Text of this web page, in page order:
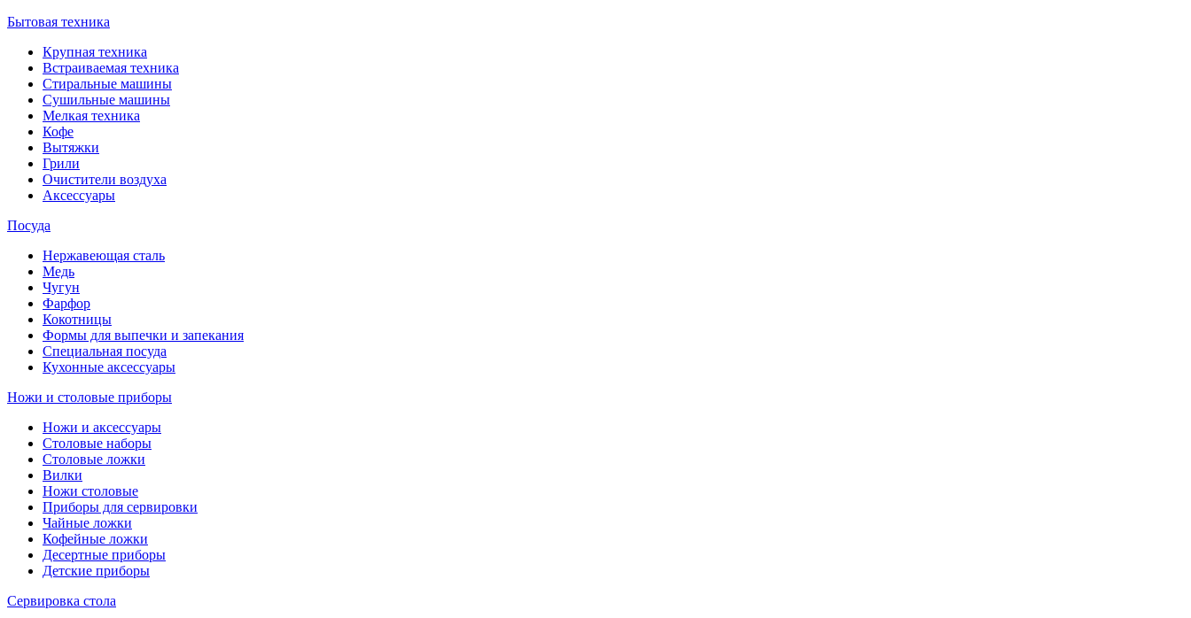
Бытовая техника
Крупная техника
Встраиваемая техника
Стиральные машины
Сушильные машины
Мелкая техника
Кофе
Вытяжки
Грили
Очистители воздуха
Аксессуары
Посуда
Нержавеющая сталь
Медь
Чугун
Фарфор
Кокотницы
Формы для выпечки и запекания
Специальная посуда
Кухонные аксессуары
Ножи и столовые приборы
Ножи и аксессуары
Столовые наборы
Столовые ложки
Вилки
Ножи столовые
Приборы для сервировки
Чайные ложки
Кофейные ложки
Десертные приборы
Детские приборы
Сервировка стола